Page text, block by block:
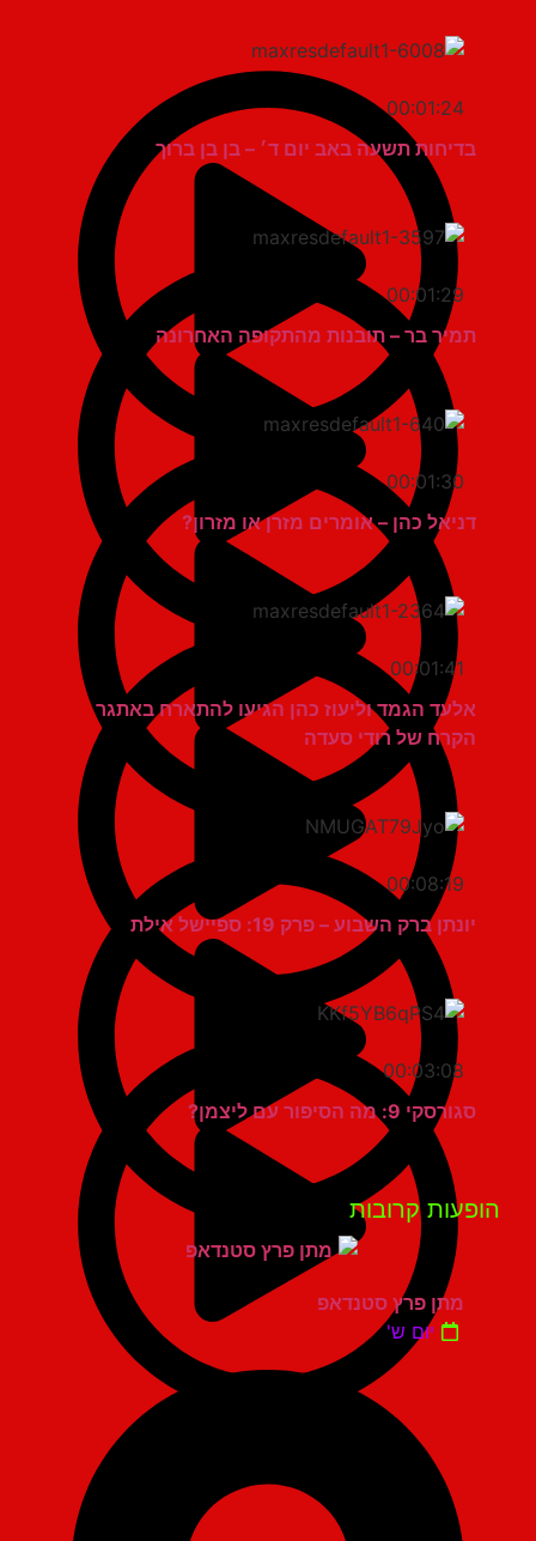
00:01:24
בדיחות תשעה באב יום ד׳ – בן בן ברוך
00:01:29
תמיר בר – תובנות מהתקופה האחרונה
00:01:30
דניאל כהן – אומרים מזרן או מזרון?
00:01:41
אלעד הגמד וליעוז כהן הגיעו להתארח באתגר
הקרח של רודי סעדה
00:08:19
יונתן ברק השבוע – פרק 19: ספיישל אילת
00:03:08
סגורסקי 9: מה הסיפור עם ליצמן?
קרובות
מתן פרץ סטנדאפ
יום ש'